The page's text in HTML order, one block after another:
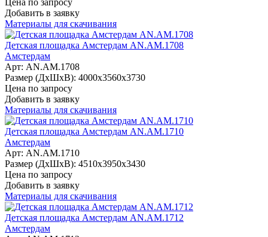
Добавить в заявку
Материалы для скачивания
Детская площадка Амстердам AN.AM.1708
Амстердам
Арт: AN.AM.1708
Размер (ДхШхВ): 4000х3560х3730
Цена по запросу
Добавить в заявку
Материалы для скачивания
Детская площадка Амстердам AN.AM.1710
Амстердам
Арт: AN.AM.1710
Размер (ДхШхВ): 4510х3950х3430
Цена по запросу
Добавить в заявку
Материалы для скачивания
Детская площадка Амстердам AN.AM.1712
Амстердам